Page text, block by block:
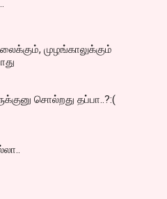
முழங்காலுக்கும்
சொல்றது தப்பா..?:(